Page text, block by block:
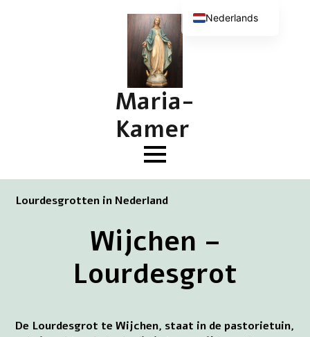
Maria-
Kamer
Lourdesgrotten in Nederland
Wijchen –
Lourdesgrot
De Lourdesgrot te Wijchen, staat in de pastorietuin,
Nederlands